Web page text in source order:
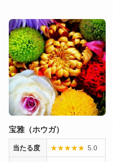
宝雅（ホウガ）
当たる度 ★★★★★ 5.0